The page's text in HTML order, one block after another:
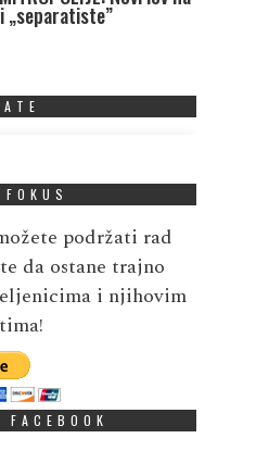
„separatiste”
podržati rad
da ostane trajno
i njihovim